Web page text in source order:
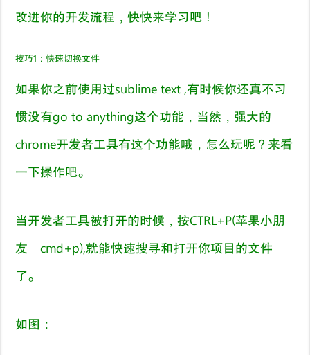
改进你的开发流程，快快来学习吧！
技巧1 ：快速切换文件
如果你之前使用过sublime text ,有时候你还真不习
惯没有go to anything这个功能，当然，强大的
chrome开发者工具有这个功能哦，怎么玩呢？来看
一下操作吧。
当开发者工具被打开的时候，按CTRL+P(苹果小朋
友cmd+p),就能快速搜寻和打开你项目的文件
了。
如图：